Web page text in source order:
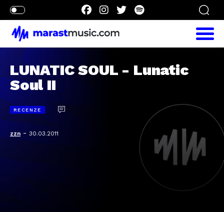
LUNATIC SOUL - Lunatic
Soul II
RECENZE
zzn - 30.03.2011